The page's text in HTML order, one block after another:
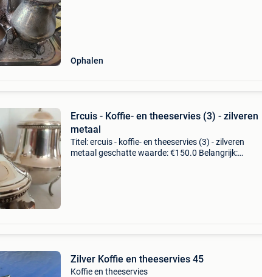
Ophalen
Ercuis - Koffie- en theeservies (3) - zilveren
metaal
Titel: ercuis - koffie- en theeservies (3) - zilveren
metaal geschatte waarde: €150.0 Belangrijk:
Zilver Koffie en theeservies 45
Koffie en theeservies